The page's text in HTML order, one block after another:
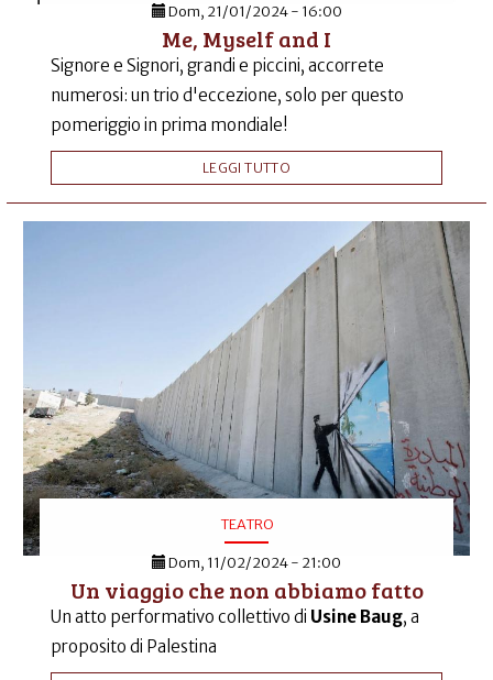
Dom, 21/01/2024 - 16:00
Me, Myself and I
Signore e Signori, grandi e piccini, accorrete
numerosi: un trio d'eccezione, solo per questo
pomeriggio in prima mondiale!
LEGGI TUTTO
TEATRO
Dom, 11/02/2024 - 21:00
Un viaggio che non abbiamo fatto
Un atto performativo collettivo di Usine Baug, a
proposito di Palestina